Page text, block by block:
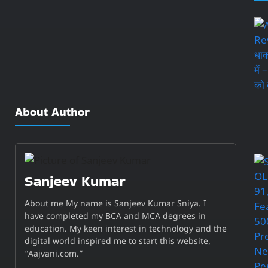
About Author
Sanjeev Kumar
About me My name is Sanjeev Kumar Sniya. I
have completed my BCA and MCA degrees in
education. My keen interest in technology and the
digital world inspired me to start this website,
“Aajvani.com.”